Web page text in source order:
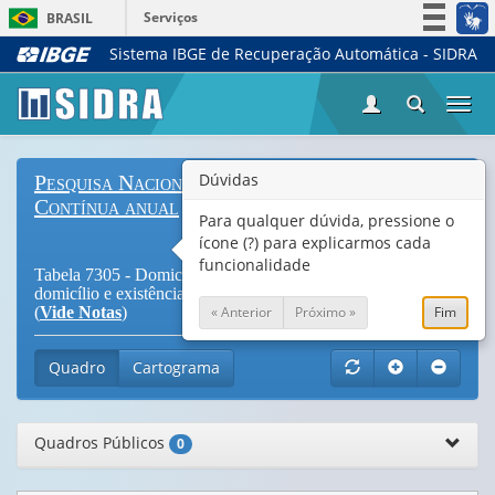
BRASIL
Serviços
Simplifique!
Acesso à informação
Sistema IBGE de Recuperação Automática - SIDRA
Pesquisa Nacional por Amostra de Domicílios
Contínua anual
Tabela 7305 - Domicílios e Moradores, por situação do
domicílio e existência de telefone móvel celular no domicílio
(Vide Notas)
Quadro Cartograma
Quadros Públicos 0
Dúvidas
Para qualquer dúvida, pressione o
ícone (?) para explicarmos cada
funcionalidade
« Anterior Próximo » Fim